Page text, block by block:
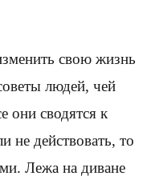
свою жизнь
людей, чей
они сводятся к
не действовать, то
Лежа на диване